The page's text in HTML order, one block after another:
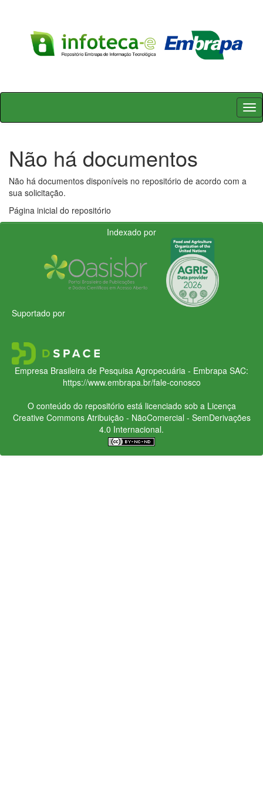
Skip
Não há documentos
Não há documentos disponíveis no repositório de acordo com a
sua solicitação.
Página inicial do repositório
Indexado por
Suportado por
Empresa Brasileira de Pesquisa Agropecuária - Embrapa SAC:
https://www.embrapa.br/fale-conosco
O conteúdo do repositório está licenciado sob a Licença
Creative CommonsAtribuição - NãoComercial - SemDerivações
4.0 Internacional.